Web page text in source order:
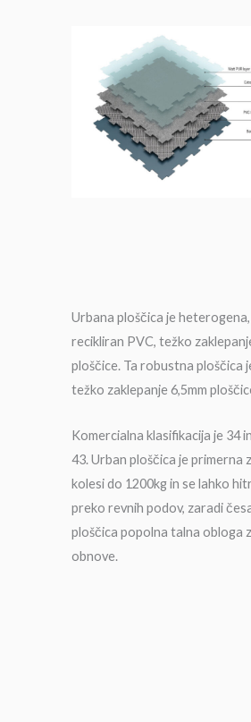
Urbana ploščica je heterogena,
recikliran PVC, težko
ploščice. Ta robustna ploščica
težko zaklepanje 6,5mm
Komercialna klasifikacija je 34
43. Urban ploščica je primerna
kolesi do 1200kg in se lahko
preko revnih podov, zaradi
ploščica popolna talna obloga
obnove.